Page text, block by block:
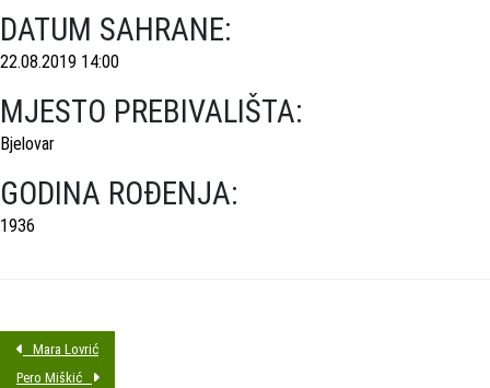
DATUM SAHRANE:
22.08.2019 14:00
MJESTO PREBIVALIŠTA:
Bjelovar
GODINA ROĐENJA:
1936
Mara Lovrić
Pero Miškić